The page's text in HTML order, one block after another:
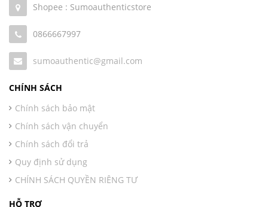
Shopee : Sumoauthenticstore
0866667997
sumoauthentic@gmail.com
CHÍNH SÁCH
Chính sách bảo mật
Chính sách vận chuyển
Chính sách đổi trả
Quy định sử dụng
CHÍNH SÁCH QUYỀN RIÊNG TƯ
HỖ TRỢ